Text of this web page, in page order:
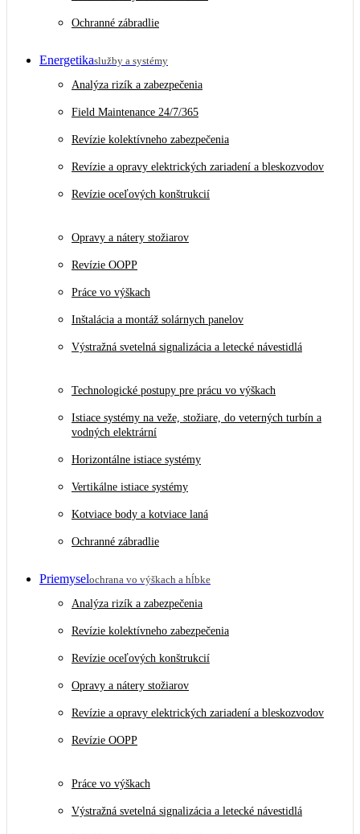
Ochranné zábradlie
Energetikaslužby a systémy
Analýza rizík a zabezpečenia
Field Maintenance 24/7/365
Revízie kolektívneho zabezpečenia
Revízie a opravy elektrických zariadení a bleskozvodov
Revízie oceľových konštrukcií
Opravy a nátery stožiarov
Revízie OOPP
Práce vo výškach
Inštalácia a montáž solárnych panelov
Výstražná svetelná signalizácia a letecké návestidlá
Technologické postupy pre prácu vo výškach
Istiace systémy na veže, stožiare, do veterných turbín a
vodných elektrární
Horizontálne istiace systémy
Vertikálne istiace systémy
Kotviace body a kotviace laná
Ochranné zábradlie
Priemyselochrana vo výškach a hĺbke
Analýza rizík a zabezpečenia
Revízie kolektívneho zabezpečenia
Revízie oceľových konštrukcií
Opravy a nátery stožiarov
Revízie a opravy elektrických zariadení a bleskozvodov
Revízie OOPP
Práce vo výškach
Výstražná svetelná signalizácia a letecké návestidlá